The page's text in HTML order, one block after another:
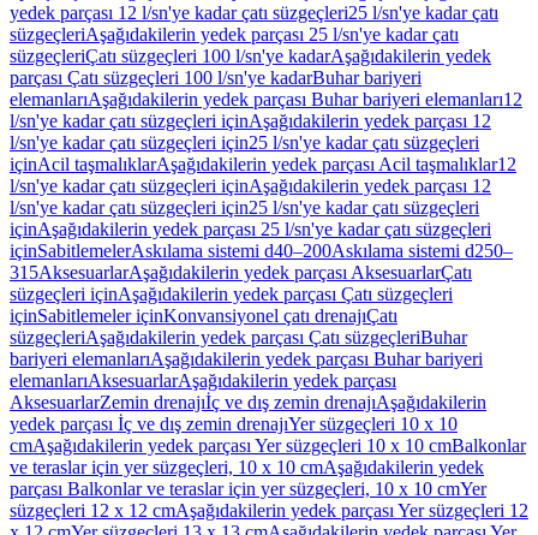
yedek parçası 12 l/sn'ye kadar çatı süzgeçleri25 l/sn'ye kadar çatı
süzgeçleriAşağıdakilerin yedek parçası 25 l/sn'ye kadar çatı
süzgeçleriÇatı süzgeçleri 100 l/sn'ye kadarAşağıdakilerin yedek
parçası Çatı süzgeçleri 100 l/sn'ye kadarBuhar bariyeri
elemanlarıAşağıdakilerin yedek parçası Buhar bariyeri elemanları12
l/sn'ye kadar çatı süzgeçleri içinAşağıdakilerin yedek parçası 12
l/sn'ye kadar çatı süzgeçleri için25 l/sn'ye kadar çatı süzgeçleri
içinAcil taşmalıklarAşağıdakilerin yedek parçası Acil taşmalıklar12
l/sn'ye kadar çatı süzgeçleri içinAşağıdakilerin yedek parçası 12
l/sn'ye kadar çatı süzgeçleri için25 l/sn'ye kadar çatı süzgeçleri
içinAşağıdakilerin yedek parçası 25 l/sn'ye kadar çatı süzgeçleri
içinSabitlemelerAskılama sistemi d40–200Askılama sistemi d250–
315AksesuarlarAşağıdakilerin yedek parçası AksesuarlarÇatı
süzgeçleri içinAşağıdakilerin yedek parçası Çatı süzgeçleri
içinSabitlemeler içinKonvansiyonel çatı drenajıÇatı
süzgeçleriAşağıdakilerin yedek parçası Çatı süzgeçleriBuhar
bariyeri elemanlarıAşağıdakilerin yedek parçası Buhar bariyeri
elemanlarıAksesuarlarAşağıdakilerin yedek parçası
AksesuarlarZemin drenajıİç ve dış zemin drenajıAşağıdakilerin
yedek parçası İç ve dış zemin drenajıYer süzgeçleri 10 x 10
cmAşağıdakilerin yedek parçası Yer süzgeçleri 10 x 10 cmBalkonlar
ve teraslar için yer süzgeçleri, 10 x 10 cmAşağıdakilerin yedek
parçası Balkonlar ve teraslar için yer süzgeçleri, 10 x 10 cmYer
süzgeçleri 12 x 12 cmAşağıdakilerin yedek parçası Yer süzgeçleri 12